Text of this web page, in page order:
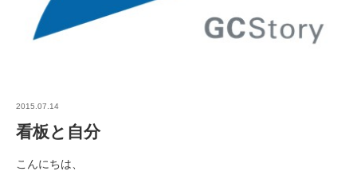
2015.07.14
看板と自分
こんにちは、